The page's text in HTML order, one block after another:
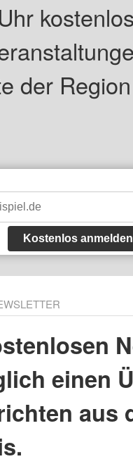
der
Kostenlos anmelden
einen
aus